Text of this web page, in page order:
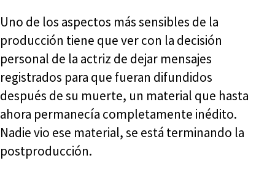
Uno de los aspectos más sensibles de la
producción tiene que ver con la decisión
personal de la actriz de dejar mensajes
registrados para que fueran difundidos
después de su muerte, un material que hasta
ahora permanecía completamente inédito.
Nadie vio ese material, se está terminando la
postproducción.